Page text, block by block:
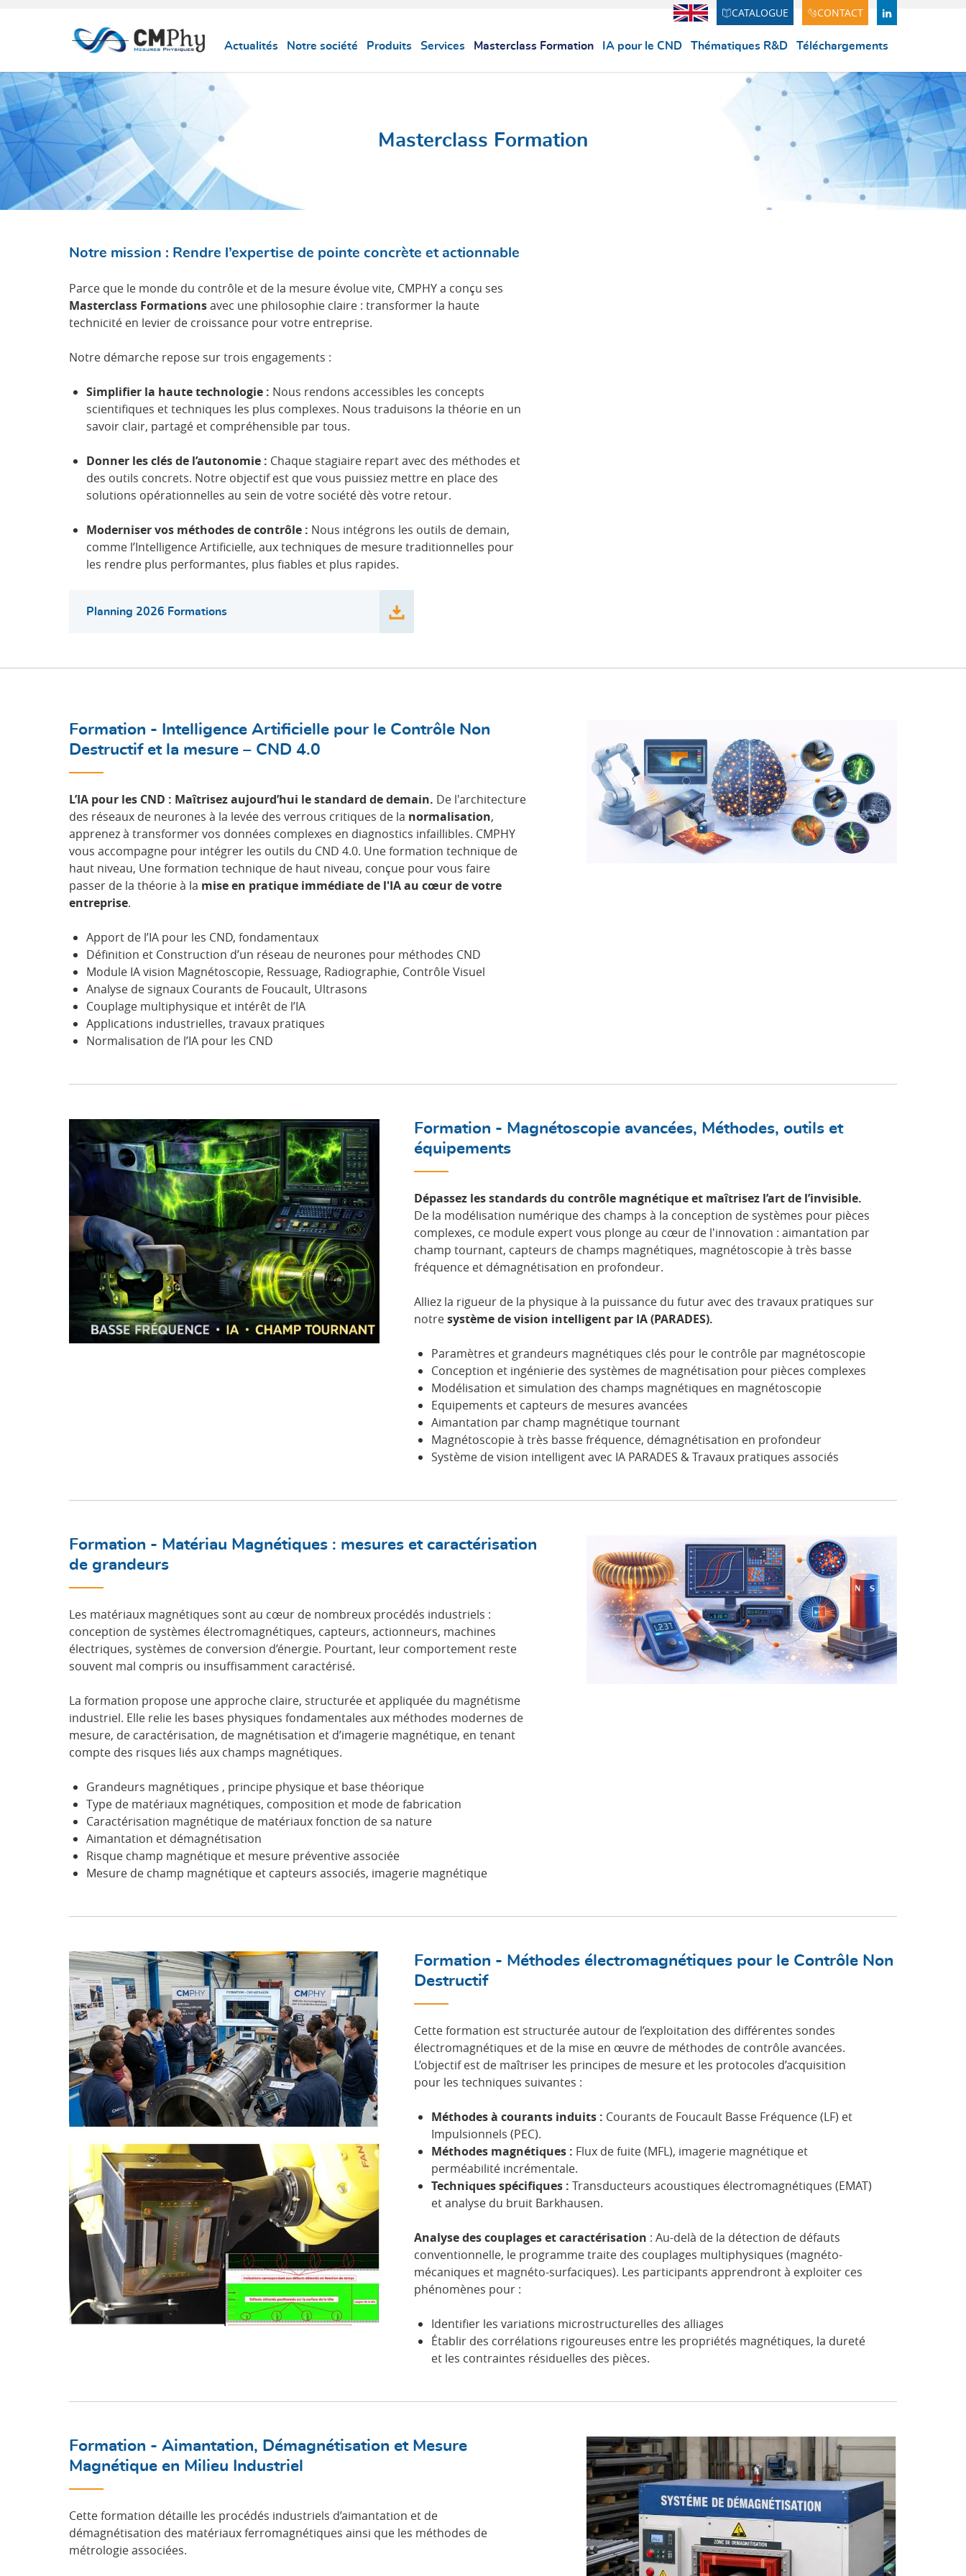
Actualités Notre société Produits Services Masterclass Formation IA pour le CND Thématiques R&D Téléchargements
Anglais CATALOGUE CONTACT LINDEKIN
Masterclass Formation
Notre mission : Rendre l’expertise de pointe concrète et actionnable
Parce que le monde du contrôle et de la mesure évolue vite, CMPHY a conçu ses
Masterclass Formationsavec une philosophie claire : transformer la haute
technicité en levier de croissance pour votre entreprise.
Notre démarche repose sur trois engagements :
Simplifier la haute technologie : Nous rendons accessibles les concepts
scientifiques et techniques les plus complexes. Nous traduisons la théorie en un
savoir clair, partagé et compréhensible par tous.
Donner les clés de l’autonomie : Chaque stagiaire repart avec des méthodes et
des outils concrets. Notre objectif est que vous puissiez mettre en place des
solutions opérationnelles au sein de votre société dès votre retour.
Moderniser vos méthodes de contrôle : Nous intégrons les outils de demain,
comme l’Intelligence Artificielle, aux techniques de mesure traditionnelles pour
les rendre plus performantes, plus fiables et plus rapides.
Planning 2026 Formations
Formation - Intelligence Artificielle pour le Contrôle Non
Destructif et la mesure – CND 4.0
L’IA pour les CND : Maîtrisez aujourd’hui le standard de demain. De l'architecture
des réseaux de neurones à la levée des verrous critiques de la normalisation,
apprenez à transformer vos données complexes en diagnostics infaillibles. CMPHY
vous accompagne pour intégrer les outils du CND 4.0. Une formation technique de
haut niveau, Une formation technique de haut niveau, conçue pour vous faire
passer de la théorie à la mise en pratique immédiate de l'IA au cœur de votre
entreprise.
Apport de l’IA pour les CND, fondamentaux
Définition et Construction d’un réseau de neurones pour méthodes CND
Module IA vision Magnétoscopie, Ressuage, Radiographie, Contrôle Visuel
Analyse de signaux Courants de Foucault, Ultrasons
Couplage multiphysique et intérêt de l’IA
Applications industrielles, travaux pratiques
Normalisation de l’IA pour les CND
Formation - Magnétoscopie avancées, Méthodes, outils et
équipements
Dépassez les standards du contrôle magnétique et maîtrisez l’art de l’invisible.
De la modélisation numérique des champs à la conception de systèmes pour pièces
complexes, ce module expert vous plonge au cœur de l'innovation : aimantation par
champ tournant, capteurs de champs magnétiques, magnétoscopie à très basse
fréquence et démagnétisation en profondeur.
Alliez la rigueur de la physique à la puissance du futur avec des travaux pratiques sur
notresystème de vision intelligent par IA (PARADES).
Paramètres et grandeurs magnétiques clés pour le contrôle par magnétoscopie
Conception et ingénierie des systèmes de magnétisation pour pièces complexes
Modélisation et simulation des champs magnétiques en magnétoscopie
Equipements et capteurs de mesures avancées
Aimantation par champ magnétique tournant
Magnétoscopie à très basse fréquence, démagnétisation en profondeur
Système de vision intelligent avec IA PARADES & Travaux pratiques associés
Formation - Matériau Magnétiques : mesures et caractérisation
de grandeurs
Les matériaux magnétiques sont au cœur de nombreux procédés industriels :
conception de systèmes électromagnétiques, capteurs, actionneurs, machines
électriques, systèmes de conversion d’énergie. Pourtant, leur comportement reste
souvent mal compris ou insuffisamment caractérisé.
La formation propose une approche claire, structurée et appliquée du magnétisme
industriel. Elle relie les bases physiques fondamentales aux méthodes modernes de
mesure, de caractérisation, de magnétisation et d’imagerie magnétique, en tenant
compte des risques liés aux champs magnétiques.
Grandeurs magnétiques , principe physique et base théorique
Type de matériaux magnétiques, composition et mode de fabrication
Caractérisation magnétique de matériaux fonction de sa nature
Aimantation et démagnétisation
Risque champ magnétique et mesure préventive associée
Mesure de champ magnétique et capteurs associés, imagerie magnétique
Formation - Méthodes électromagnétiques pour le Contrôle Non
Destructif
Cette formation est structurée autour de l’exploitation des différentes sondes
électromagnétiques et de la mise en œuvre de méthodes de contrôle avancées.
L’objectif est de maîtriser les principes de mesure et les protocoles d’acquisition
pour les techniques suivantes :
Méthodes à courants induits : Courants de Foucault Basse Fréquence (LF) et
Impulsionnels (PEC).
Méthodes magnétiques : Flux de fuite (MFL), imagerie magnétique et
perméabilité incrémentale.
Techniques spécifiques : Transducteurs acoustiques électromagnétiques (EMAT)
et analyse du bruit Barkhausen.
Analyse des couplages et caractérisation : Au-delà de la détection de défauts
conventionnelle, le programme traite des couplages multiphysiques (magnéto-
mécaniques et magnéto-surfaciques). Les participants apprendront à exploiter ces
phénomènes pour :
Identifier les variations microstructurelles des alliages
Établir des corrélations rigoureuses entre les propriétés magnétiques, la dureté
et les contraintes résiduelles des pièces.
Formation - Aimantation, Démagnétisation et Mesure
Magnétique en Milieu Industriel
Cette formation détaille les procédés industriels d’aimantation et de
démagnétisation des matériaux ferromagnétiques ainsi que les méthodes de
métrologie associées.